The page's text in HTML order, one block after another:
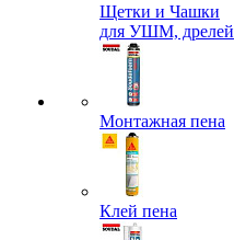
Щетки и Чашки
для УШМ, дрелей
Монтажная пена
Клей пена